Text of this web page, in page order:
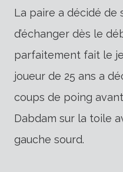
La paire a décidé
d’échanger dès le
parfaitement fait le
joueur de 25 ans a
coups de poing
Dabdam sur la toile
gauche sourd.